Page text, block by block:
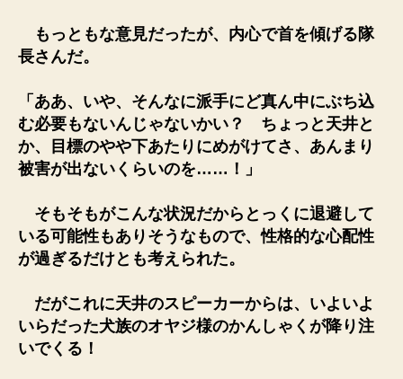
もっともな意見だったが、内心で首を傾げる隊
長さんだ。
「ああ、いや、そんなに派手にど真ん中にぶち込
む必要もないんじゃないかい？ ちょっと天井と
か、目標のやや下あたりにめがけてさ、あんまり
被害が出ないくらいのを……！」
そもそもがこんな状況だからとっくに退避して
いる可能性もありそうなもので、性格的な心配性
が過ぎるだけとも考えられた。
だがこれに天井のスピーカーからは、いよいよ
いらだった犬族のオヤジ様のかんしゃくが降り注
いでくる！